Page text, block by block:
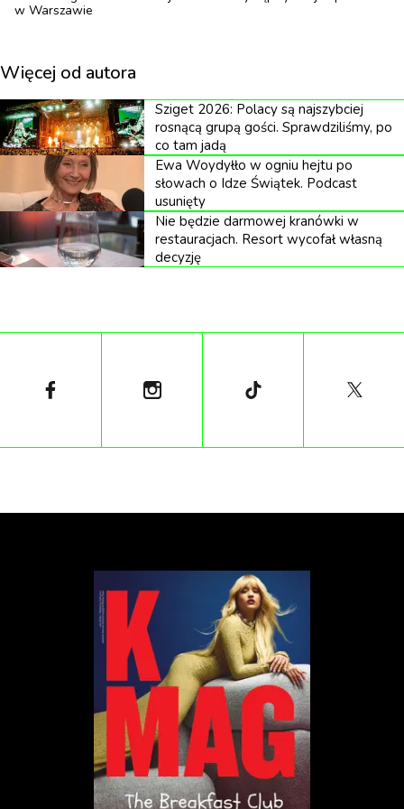
dekady spoczywała w prywatnych zbiorach,
nieobecna w obiegu.
I właśnie tę trzecią można teraz zobaczyć przy
Pięknej 1A w Warszawie bezpłatnie, do 18 czerwca,
zanim trafi na czerwcową aukcję DESA Unicum z
estymacją 12–20 mln złotych.
Człowiek, który przywiózł Japonię do
Krakowa
„Manggha” pochodzi od tytułu słynnych
szkicowników Katsushiki Hokusaia; w 1901 roku
Dalekiego Wschodu i Europy.
„Japonki”: czerwone kimono z białymi motywami
lotosowymi, obi z ciemnoniebieskiego jedwabiu z
haftowanym smokiem, parawan, kakemono, stolik z
laki i brązowy dzban. Wszystkie te przedmioty dziś
znajdują się w zbiorach Muzeum Narodowego w
Japonizm, czyli wirus estetyczny
w Warszawie
Więcej od autora
Sziget 2026: Polacy są najszybciej
rosnącą grupą gości. Sprawdziliśmy, po
co tam jadą
Ewa Woydyłło w ogniu hejtu po
słowach o Idze Świątek. Podcast
usunięty
Nie będzie darmowej kranówki w
restauracjach. Resort wycofał własną
decyzję